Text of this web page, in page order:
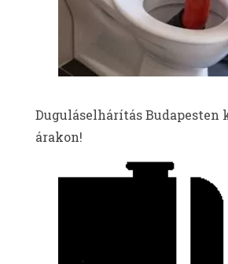
Duguláselhárítás Budapesten
árakon!